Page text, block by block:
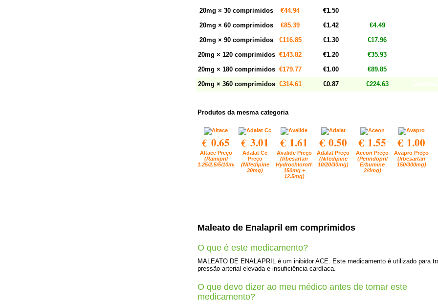
20mg × 30 comprimidos €44.94 €1.50
20mg × 60 comprimidos €85.39 €1.42 €4.49
20mg × 90 comprimidos €116.85 €1.30 €17.96
20mg × 120 comprimidos €143.82 €1.20 €35.93
20mg × 180 comprimidos €179.77 €1.00 €89.85
20mg × 360 comprimidos €314.61 €0.87 €224.63
Produtos da mesma categoria
€ 0.65
Altace Preço
(Ramipril
1.25/2.5/5/10mg)
€ 3.01
Adalat Cc
Preço
(Nifedipine
30mg)
€ 1.61
Avalide Preço
(Irbesartan
Hydrochlorothiazide
150mg +
12.5mg)
€ 0.50
Adalat Preço
(Nifedipine
10/20/30mg)
€ 1.55
Aceon Preço
(Perindopril
Erbumine
2/4mg)
€ 1.00
Avapro Preço
(Irbesartan
150/300mg)
Maleato de Enalapril em comprimidos
O que é este medicamento?
MALEATO DE ENALAPRIL é um inibidor ACE. Este medicamento é utilizado para
pressão arterial elevada e insuficiência cardíaca.
O que devo dizer ao meu médico antes de tomar este
medicamento?